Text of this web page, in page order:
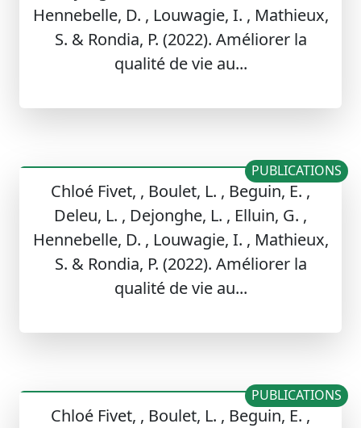
Hennebelle, D. , Louwagie, I. , Mathieux,
S. & Rondia, P. (2022). Améliorer la
qualité de vie au...
Chloé Fivet, , Boulet, L. , Beguin, E. ,
Deleu, L. , Dejonghe, L. , Elluin, G. ,
Hennebelle, D. , Louwagie, I. , Mathieux,
S. & Rondia, P. (2022). Améliorer la
qualité de vie au...
PUBLICATIONS
Chloé Fivet, , Boulet, L. , Beguin, E. ,
PUBLICATIONS